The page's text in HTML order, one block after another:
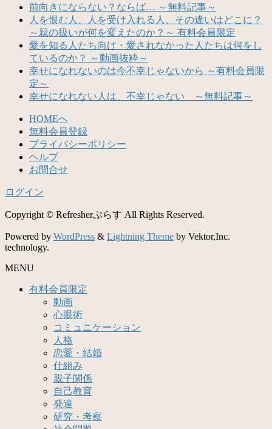
前向きにならない？ならば… ～無料記事～
人を恨む人、人を受け入れる人、その違いはどこに？
～親の扱いが何を変えたのか？～ 有料会員限定
愛を知る人たち向け・愛されなかった人たちは何をし
ているのか？ ～動画抜粋～
幸せになれないのは今不幸じゃないから ～有料会員限
定～
幸せになれない人は、不幸じゃない ～無料記事～
HOMEへ
無料会員登録
プライバシーポリシー
ヘルプ
お問合せ
ログイン
Copyright © Refresherぷらす All Rights Reserved.
Powered by WordPress & Lightning Theme by Vektor,Inc.
technology.
MENU
有料会員限定
動画
心眼術
コミュニケーション
人格
恋愛・結婚
仕組み
親子関係
自己教育
発達
研究・考察